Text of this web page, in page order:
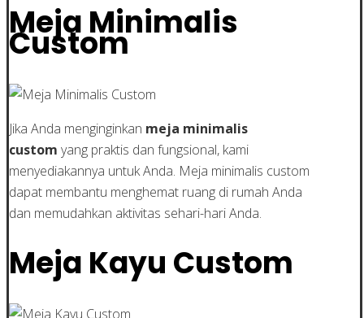
Meja Minimalis
Custom
Jika Anda menginginkan meja minimalis
custom yang praktis dan fungsional, kami
menyediakannya untuk Anda. Meja minimalis custom
dapat membantu menghemat ruang di rumah Anda
dan memudahkan aktivitas sehari-hari Anda.
Meja Kayu Custom